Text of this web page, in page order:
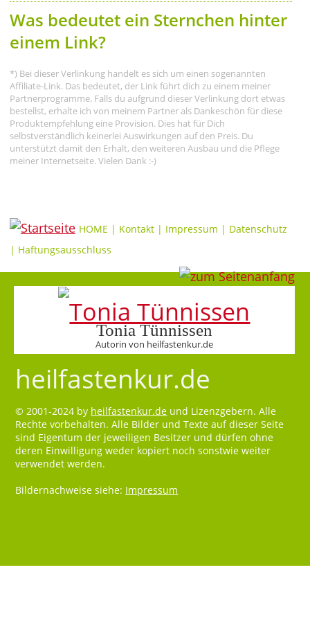
Was bedeutet ein Sternchen hinter
einem Link?
*) Bei dieser Verlinkung handelt es sich um einen sogenannten
Affiliate-Link. Das bedeutet, der Link führt dich zu einem meiner
Partnerprogramme. Falls du aufgrund dieser Verlinkung dort etwas
bestellst, erhalte ich von meinem Partner als Dankeschön für diese
Produktempfehlung eine Provision. Dies hat für Dich
selbstverständlich keinerlei Auswirkungen auf den Preis. Du
unterstützt damit den Erhalt, den weiteren Ausbau und die Pflege
meiner Internetseite. Vielen Dank :-)
HOME | Kontakt | Impressum | Datenschutz
| Haftungsausschluss
Tonia Tünnissen
Autorin von heilfastenkur.de
heilfastenkur.de
© 2001-2024 by heilfastenkur.de und Lizenzgebern. Alle
Rechte vorbehalten. Alle Bilder und Texte auf dieser Seite
sind Eigentum der jeweiligen Besitzer und dürfen ohne
deren Einwilligung weder kopiert noch sonstwie weiter
verwendet werden.
Bildernachweise siehe: Impressum